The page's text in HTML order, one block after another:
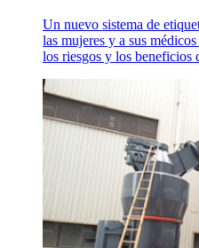
Un nuevo sistema de
las mujeres y a sus
los riesgos y los beneficios